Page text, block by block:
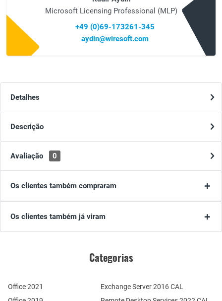
Microsoft Licensing Professional (MLP)
+49 (0)69-173261-345
aydin@wiresoft.com
Detalhes
Descrição
Avaliação 0
Os clientes também compraram
Os clientes também já viram
Categorias
Office 2021
Exchange Server 2016 CAL